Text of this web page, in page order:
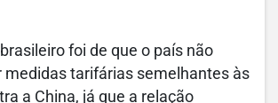
foi de que o país não
medidas tarifárias semelhantes às
a China, já que a relação